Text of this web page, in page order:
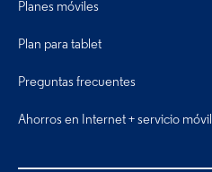
Planes móviles
Plan para tablet
Preguntas frecuentes
Ahorros en Internet + servicio móvil